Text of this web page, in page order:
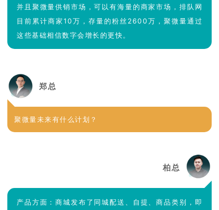
并且聚微量供销市场，可以有海量的商家市场，排队网
目前累计商家10万，存量的粉丝2600万，聚微量通过
这些基础相信数字会增长的更快。
郑总
聚微量未来有什么计划？
柏总
产品方面：商城发布了同城配送、自提、商品类别，即